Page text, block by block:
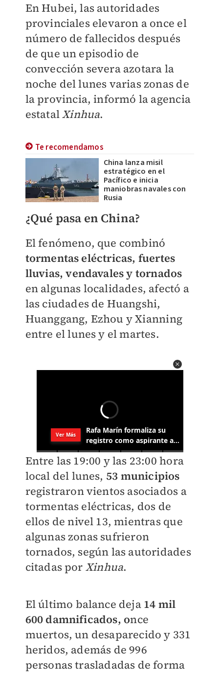
En Hubei, las autoridades
provinciales elevaron a once el
número de fallecidos después
de que un episodio de
convección severa azotara la
noche del lunes varias zonas de
la provincia, informó la agencia
estatalXinhua.
Te recomendamos
China lanza misil
estratégico en el
Pacífico e inicia
maniobras navales con
Rusia
¿Qué pasa en China?
El fenómeno, que combinó
tormentas eléctricas, fuertes
lluvias, vendavales y tornados
en algunas localidades, afectó a
las ciudades de Huangshi,
Huanggang, Ezhou y Xianning
entre el lunes y el martes.
Entre las 19:00 y las 23:00 hora
local del lunes, 53 municipios
registraron vientos asociados a
tormentas eléctricas, dos de
ellos de nivel 13, mientras que
algunas zonas sufrieron
tornados, según las autoridades
citadas por Xinhua.
El último balance deja 14 mil
600 damnificados, once
muertos, un desaparecido y 331
heridos, además de 996
personas trasladadas de forma